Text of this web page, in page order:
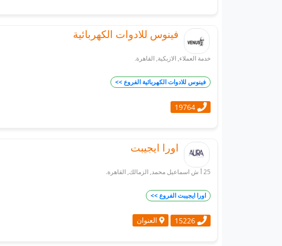
فينوس للادوات الكهربائية
خدمة العملاء, الازبكية, القاهرة.
فينوس للادوات الكهربائية الفروع >>
19764
اورا ايجيبت
25 أ ش اسماعيل محمد, الزمالك, القاهرة.
اورا ايجيبت الفروع >>
15226 العنوان